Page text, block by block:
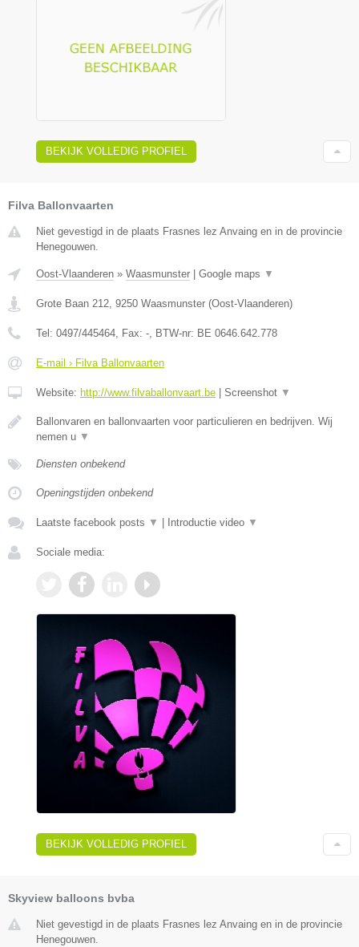
BEKIJK VOLLEDIG PROFIEL
Filva Ballonvaarten
Niet gevestigd in de plaats Frasnes lez Anvaing en in de provincie
Henegouwen.
Oost-Vlaanderen » Waasmunster Google maps ▼
Grote Baan 212, 9250 Waasmunster (Oost-Vlaanderen)
Tel: 0497/445464, Fax: -, BTW-nr: BE 0646.642.778
E-mail › Filva Ballonvaarten
Website: http://www.filvaballonvaart.be Screenshot ▼
Ballonvaren en ballonvaarten voor particulieren en bedrijven. Wij
nemen u ▼
Diensten onbekend
Openingstijden onbekend
Laatste facebook posts ▼ Introductie video ▼
Sociale media:
BEKIJK VOLLEDIG PROFIEL
Skyview balloons bvba
Niet gevestigd in de plaats Frasnes lez Anvaing en in de provincie
Henegouwen.